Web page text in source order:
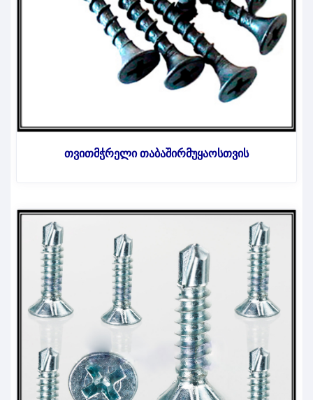
თვითმჭრელი თაბაშირმუყაოსთვის